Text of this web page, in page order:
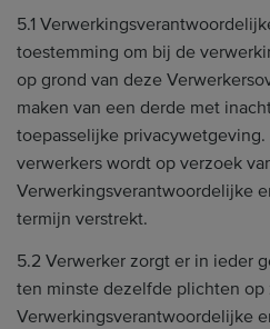
5.1
toestemming om bij de
op grond van deze
maken van een derde met
toepasselijke
verwerkers wordt op verzoek
Verwerkingsverantwoordelijke
termijn verstrekt.
5.2 Verwerker zorgt er in ieder
ten minste dezelfde plichten op
Verwerkingsverantwoordelijke